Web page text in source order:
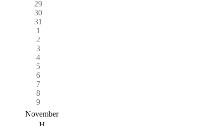
29
30
31
1
2
3
4
5
6
7
8
9
November